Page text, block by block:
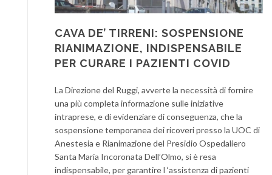
CAVA DE’ TIRRENI: SOSPENSIONE
RIANIMAZIONE, INDISPENSABILE
PER CURARE I PAZIENTI COVID
La Direzione del Ruggi, avverte la necessità di fornire
una più completa informazione sulle iniziative
intraprese, e di evidenziare di conseguenza, che la
sospensione temporanea dei ricoveri presso la UOC di
Anestesia e Rianimazione del Presidio Ospedaliero
Santa Maria Incoronata Dell’Olmo, si è resa
indispensabile, per garantire l ‘assistenza di pazienti